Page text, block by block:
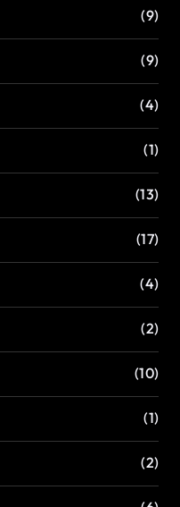
(9)
(9)
(4)
(1)
(13)
(17)
(4)
(2)
(10)
(1)
(2)